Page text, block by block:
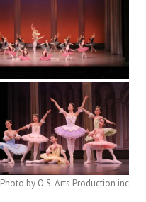
Photo by O.S. Arts Production inc